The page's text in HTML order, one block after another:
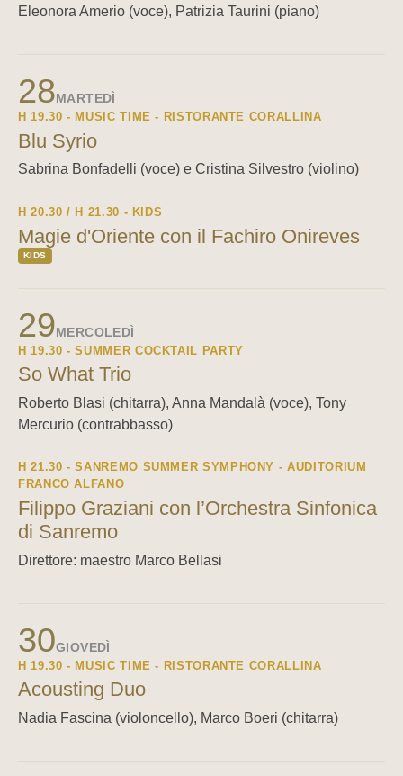
Eleonora Amerio (voce), Patrizia Taurini (piano)
28 MARTEDÌ
H 19.30 - MUSIC TIME - RISTORANTE CORALLINA
Blu Syrio
Sabrina Bonfadelli (voce) e Cristina Silvestro (violino)
H 20.30 / H 21.30 - KIDS
Magie d'Oriente con il Fachiro Onireves
KIDS
29MERCOLEDÌ
H 19.30 - SUMMER COCKTAIL PARTY
So What Trio
Roberto Blasi (chitarra), Anna Mandalà (voce), Tony
Mercurio (contrabbasso)
H 21.30 - SANREMO SUMMER SYMPHONY - AUDITORIUM
FRANCO ALFANO
Filippo Graziani con l’Orchestra Sinfonica
di Sanremo
Direttore: maestro Marco Bellasi
30GIOVEDÌ
H 19.30 - MUSIC TIME - RISTORANTE CORALLINA
Acousting Duo
Nadia Fascina (violoncello), Marco Boeri (chitarra)